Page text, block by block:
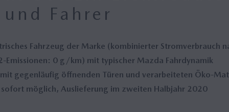
MAZDA CX-80
30 Jahre Bose und Mazda
Oberursel
Umweltreport
Nachhaltigkeit
Mazda
Report
Motorsport
Kreiskolben‑Motor
(Wankel)
Fahrer
Fahrzeug der Marke (kombinierter Stromverbrauch
Emissionen: 0 g/km) mit typischer Mazda Fahrdynamik
gegenläufig öffnenden Türen und verarbeiteten Öko-
sofort möglich, Auslieferung im zweiten Halbjahr 2020